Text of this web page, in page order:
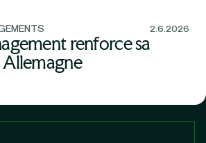
2.6.2026
renforce sa
Allemagne